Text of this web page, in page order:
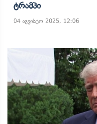
Ტრამპი
04 აგვისტო 2025, 12:06